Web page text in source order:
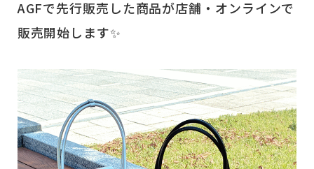
AGFで先行販売した商品が店舗・オンラインで
販売開始します✨